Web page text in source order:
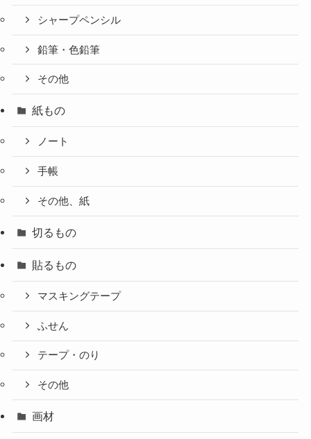
シャープペンシル
鉛筆・色鉛筆
その他
紙もの
ノート
手帳
その他、紙
切るもの
貼るもの
マスキングテープ
ふせん
テープ・のり
その他
画材